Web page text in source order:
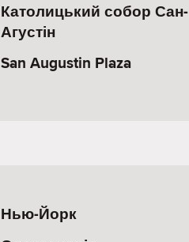
Католицький собор Сан-
Агустін
San Augustin Plaza
Нью-Йорк